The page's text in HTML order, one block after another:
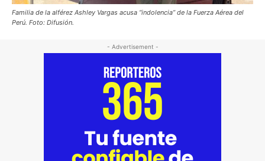
Familia de la alférez Ashley Vargas acusa “indolencia” de la Fuerza Aérea del
Perú. Foto: Difusión.
- Advertisement -